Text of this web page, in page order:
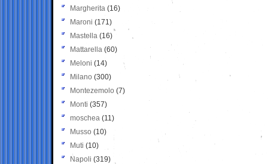
Margherita (16)
Maroni (171)
Mastella (16)
Mattarella (60)
Meloni (14)
Milano (300)
Montezemolo (7)
Monti (357)
moschea (11)
Musso (10)
Muti (10)
Napoli (319)